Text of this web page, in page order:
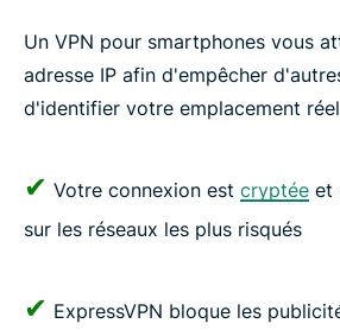
Un VPN pour smartphones vous
adresse IP afin d'empêcher
d'identifier votre emplacement réel
✔ Votre connexion est cryptée et
sur les réseaux les plus risqués
✔ ExpressVPN bloque les